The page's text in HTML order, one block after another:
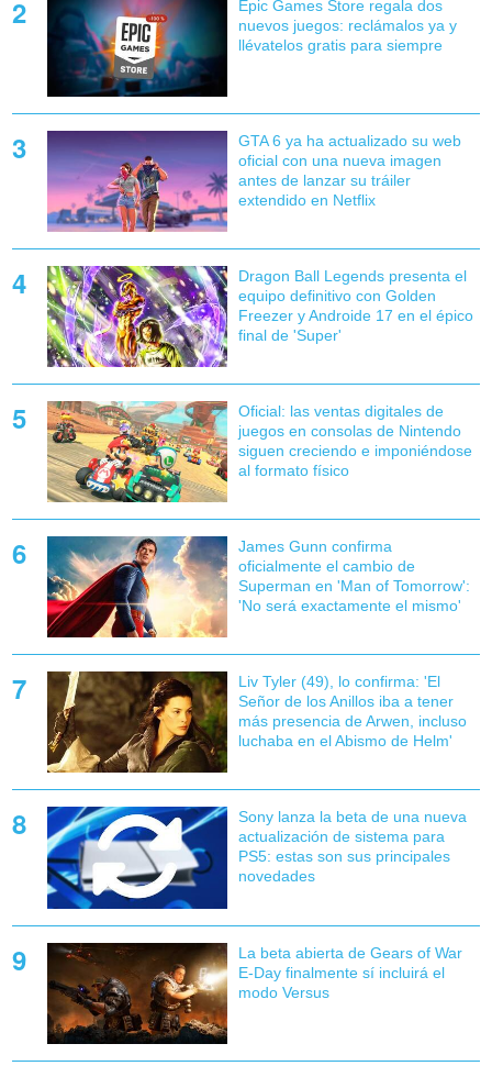
Epic Games Store regala dos
nuevos juegos: reclámalos ya y
llévatelos gratis para siempre
GTA 6 ya ha actualizado su web
oficial con una nueva imagen
antes de lanzar su tráiler
extendido en Netflix
Dragon Ball Legends presenta el
equipo definitivo con Golden
Freezer y Androide 17 en el épico
final de 'Super'
Oficial: las ventas digitales de
juegos en consolas de Nintendo
siguen creciendo e imponiéndose
al formato físico
James Gunn confirma
oficialmente el cambio de
Superman en 'Man of Tomorrow':
'No será exactamente el mismo'
Liv Tyler (49), lo confirma: 'El
Señor de los Anillos iba a tener
más presencia de Arwen, incluso
luchaba en el Abismo de Helm'
Sony lanza la beta de una nueva
actualización de sistema para
PS5: estas son sus principales
novedades
La beta abierta de Gears of War
E-Day finalmente sí incluirá el
modo Versus